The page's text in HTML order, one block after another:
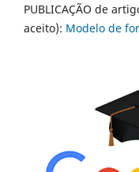
PUBLICAÇÃO de
aceito): Modelo de